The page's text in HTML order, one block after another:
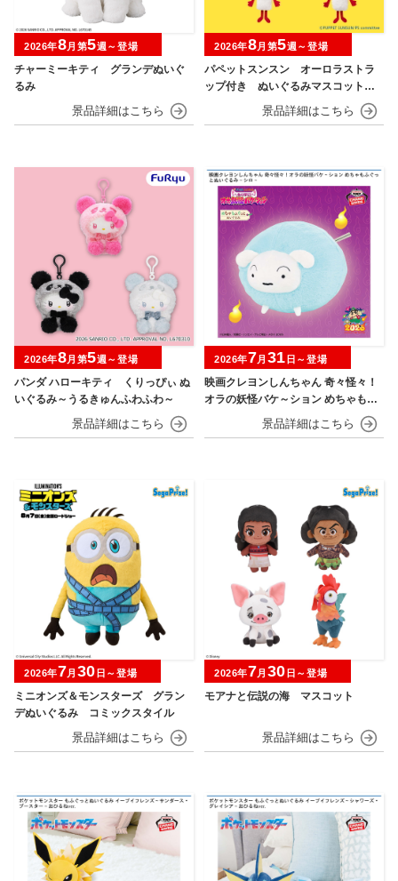
チャーミーキティ グランデぬいぐ
るみ
2026年8月第5週～登場
パペットスンスン オーロラストラ
ップ付き ぬいぐるみマスコット
フルーツver.
2026年8月第5週～登場
パンダ ハローキティ くりっぴぃ ぬ
いぐるみ～うるきゅんふわふわ～
2026年8月第5週～登場
映画クレヨンしんちゃん 奇々怪々！
オラの妖怪バケ～ション めちゃもふ
ぐっとぬいぐるみ シロ
2026年7月 31 日～登場
ミニオンズ＆モンスターズ グラン
デぬいぐるみ コミックスタイル
2026年7月 30 日～登場
モアナと伝説の海 マスコット
2026年7月 30 日～登場